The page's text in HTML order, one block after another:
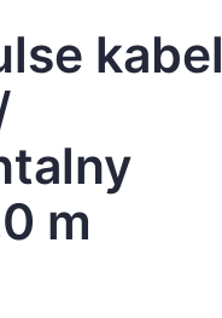
kabel
m